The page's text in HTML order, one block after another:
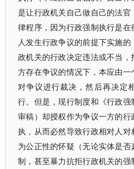
是让行政机关自己做自己的法
律程序，因为行政强制执行是
人发生行政争议的前提下实施
政机关的行政决定违法或不当，
方存在争议的情况下，本应由一
对争议进行裁决，然后再决定
行。但是，现行制度和《行政
审稿）却授权作为争议一方的行
执，从而必然导致行政相对人
为公正性的怀疑（无论实体是
制，甚至暴力抗拒行政机关的